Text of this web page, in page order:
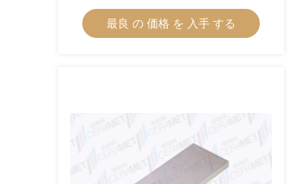
金棒
最良 の 価格 を 入手 する